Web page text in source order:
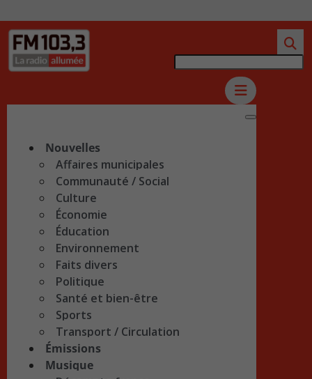
Nouvelles
Affaires municipales
Communauté / Social
Culture
Économie
Éducation
Environnement
Faits divers
Politique
Santé et bien-être
Sports
Transport / Circulation
Émissions
Musique